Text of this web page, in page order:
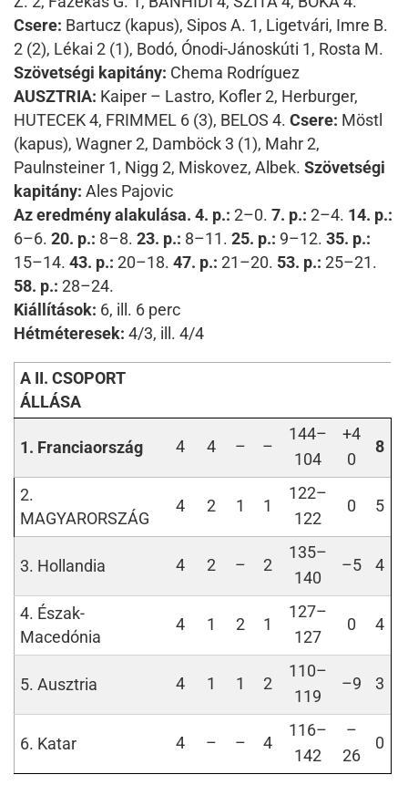
Csere: Bartucz (kapus), Sipos A. 1, Ligetvári, Imre B.
2 (2), Lékai 2 (1), Bodó, Ónodi-Jánoskúti 1, Rosta M.
Szövetségi kapitány: Chema Rodríguez
AUSZTRIA: Kaiper – Lastro, Kofler2, Herburger,
HUTECEK4, FRIMMEL 6 (3), BELOS 4. Csere: Möstl
(kapus), Wagner2, Damböck3 (1), Mahr2,
Paulnsteiner 1, Nigg 2, Miskovez, Albek. Szövetségi
kapitány: Ales Pajovic
Az eredmény alakulása. 4. p.: 2–0. 7. p.: 2–4. 14. p.:
6–6. 20. p.: 8–8. 23. p.: 8–11. 25. p.: 9–12. 35. p.:
15–14. 43. p.: 20–18. 47. p.: 21–20. 53. p.: 25–21.
58. p.: 28–24.
Kiállítások: 6, ill. 6 perc
Hétméteresek: 4/3, ill. 4/4
A II. CSOPORT
ÁLLÁSA
1. Franciaország 4 4 – –
144–
104
+4
0
8
2.
MAGYARORSZÁG
4 2 1 1
122–
122
0 5
3. Hollandia 4 2 – 2
135–
140
–5 4
4. Észak-
Macedónia
4 1 2 1
127–
127
0 4
5. Ausztria 4 1 1 2
110–
119
–9 3
6. Katar 4 – – 4
116–
142
–
26
0